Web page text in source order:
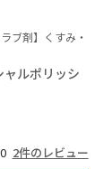
ブ剤】くすみ・
ャルポリッシ
2件のレビュー